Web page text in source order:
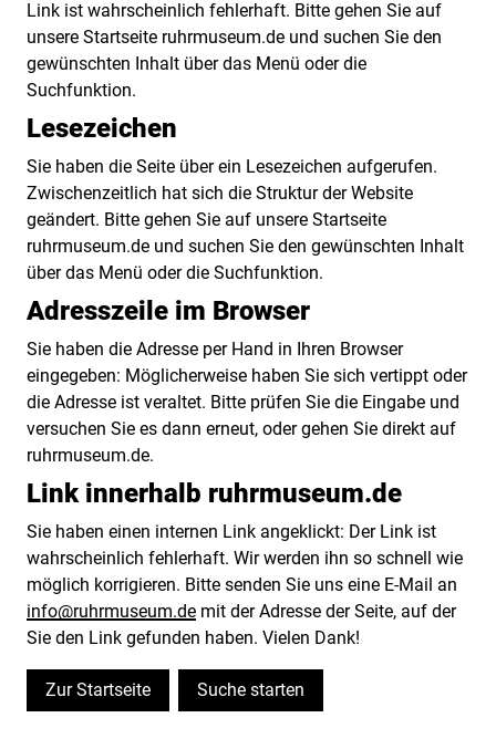
Link ist wahrscheinlich fehlerhaft. Bitte gehen Sie auf
unsere Startseite ruhrmuseum.de und suchen Sie den
gewünschten Inhalt über das Menü oder die
Suchfunktion.
Lesezeichen
Sie haben die Seite über ein Lesezeichen aufgerufen.
Zwischenzeitlich hat sich die Struktur der Website
geändert. Bitte gehen Sie auf unsere Startseite
ruhrmuseum.de und suchen Sie den gewünschten Inhalt
über das Menü oder die Suchfunktion.
Adresszeile im Browser
Sie haben die Adresse per Hand in Ihren Browser
eingegeben: Möglicherweise haben Sie sich vertippt oder
die Adresse ist veraltet. Bitte prüfen Sie die Eingabe und
versuchen Sie es dann erneut, oder gehen Sie direkt auf
ruhrmuseum.de.
Link innerhalb ruhrmuseum.de
Sie haben einen internen Link angeklickt: Der Link ist
wahrscheinlich fehlerhaft. Wir werden ihn so schnell wie
möglich korrigieren. Bitte senden Sie uns eine E-Mail an
info@ruhrmuseum.de mit der Adresse der Seite, auf der
Sie den Link gefunden haben. Vielen Dank!
Zur Startseite Suche starten